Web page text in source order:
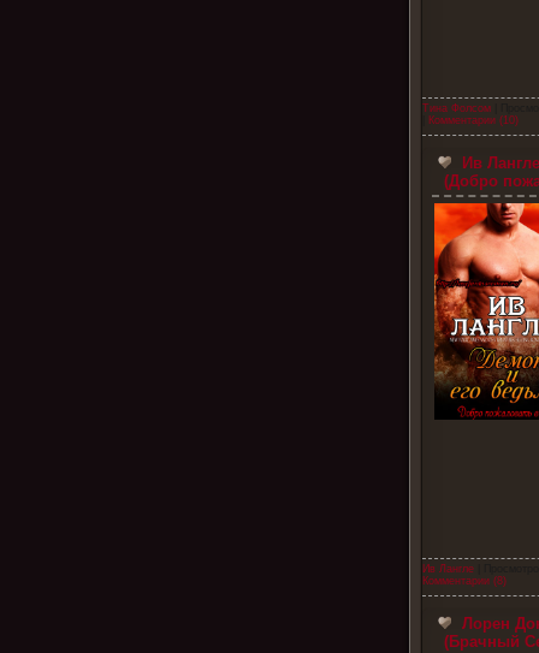
Тина Фолсом
Комментарии (10)
Ив
(Добро
Ив Лангле
Комментарии (8)
Лорен
(Брачный